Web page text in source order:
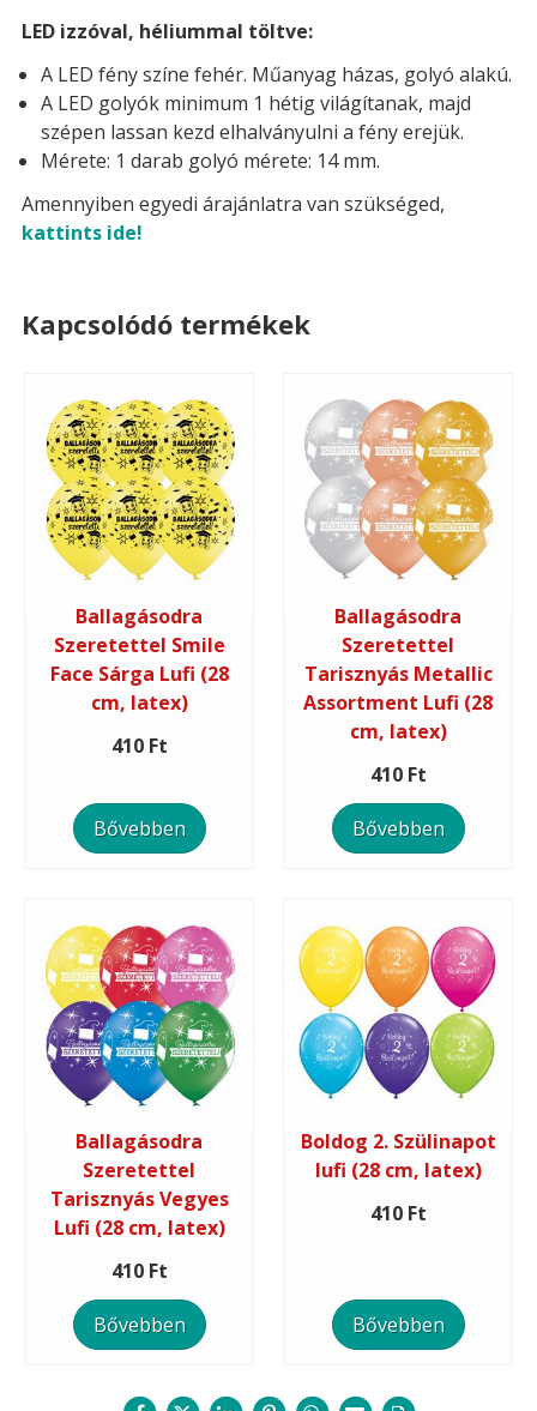
LED izzóval, héliummal töltve:
A LED fény színe fehér. Műanyag házas, golyó alakú.
A LED golyók minimum 1 hétig világítanak, majd
szépen lassan kezd elhalványulni a fény erejük.
Mérete: 1 darab golyó mérete: 14 mm.
Amennyiben egyedi árajánlatra van szükséged,
kattints ide!
Kapcsolódó termékek
Ballagásodra
Szeretettel Smile
Face Sárga Lufi (28
cm, latex)
410 Ft
Bővebben
Ballagásodra
Szeretettel
Tarisznyás Metallic
Assortment Lufi (28
cm, latex)
410 Ft
Bővebben
Ballagásodra
Szeretettel
Tarisznyás Vegyes
Lufi (28 cm, latex)
410 Ft
Bővebben
Boldog 2. Szülinapot
lufi (28 cm, latex)
410 Ft
Bővebben